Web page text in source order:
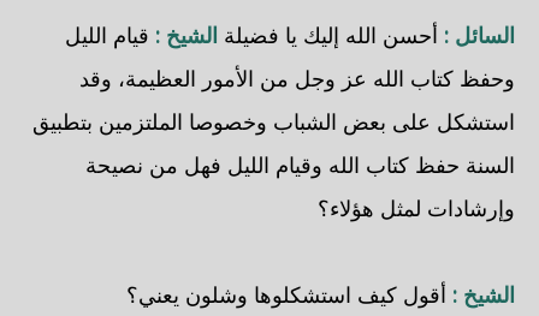
السائل : أحسن الله إليك يا فضيلة الشيخ : قيام الليل
وحفظ كتاب الله عز وجل من الأمور العظيمة، وقد
استشكل على بعض الشباب وخصوصا الملتزمين بتطبيق
السنة حفظ كتاب الله وقيام الليل فهل من نصيحة
وإرشادات لمثل هؤلاء؟
الشيخ : أقول كيف استشكلوها وشلون يعني؟